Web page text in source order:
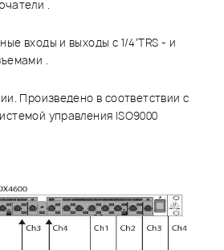
.
входы и выходы с 1/4’TRS - и
.
Произведено в соответствии с
управления ISO9000